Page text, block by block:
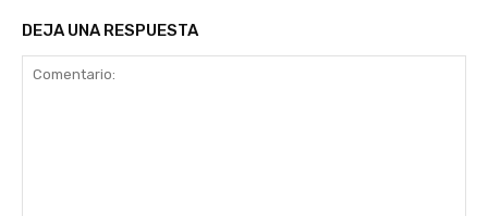
DEJA UNA RESPUESTA